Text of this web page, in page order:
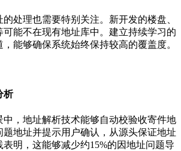
处理也需要特别关注。新开发的楼盘、
可能不在现有地址库中。建立持续学习的
能够确保系统始终保持较高的覆盖度。
析
中，地址解析技术能够自动校验收寄件地
地址并提示用户确认，从源头保证地址
明，这能够减少约15%的因地址问题导